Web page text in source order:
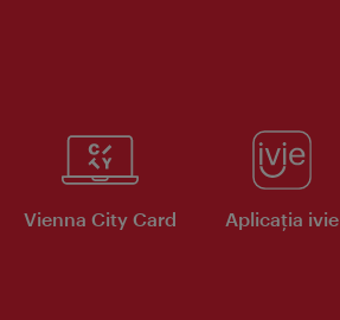
Vienna City Card Aplicaţia ivie